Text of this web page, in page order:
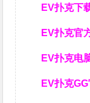
EV扑克下
EV扑克官
EV扑克电
EV扑克